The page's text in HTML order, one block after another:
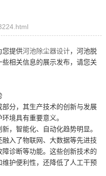
您提供河池除尘器设计，河池脱
相关信息的展示发布，请您关
分，其生产技术的创新与发展
境具有重要意义。
，智能化、自动化趋势明显。
入了物联网、大数据等先进技
诊断等功能。这些创新技术的
护便利性，还降低了人工干预